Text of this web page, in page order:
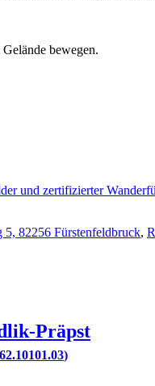
bewegen.
und zertifizierter
5, 82256 Fürstenfeldbruck,
Präpst